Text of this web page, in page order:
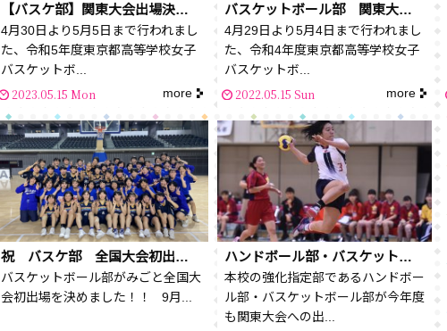
【バスケ部】関東大会出場決定✨🏀Aブロック
4月30日より5月5日まで行われまし
た、令和5年度東京都高等学校女子
バスケットボ...
2023.05.15 Mon more
バスケットボール部 関東大会出場！！
4月29日より5月4日まで行われまし
た、令和4年度東京都高等学校女子
バスケットボ...
2022.05.15 Sun more
祝 バスケ部 全国大会初出場決定！！！
バスケットボール部がみごと全国大
会初出場を決めました！！ 9月...
ハンドボール部・バスケットボール部関東大会出場決定！！
本校の強化指定部であるハンドボー
ル部・バスケットボール部が今年度
も関東大会への出...